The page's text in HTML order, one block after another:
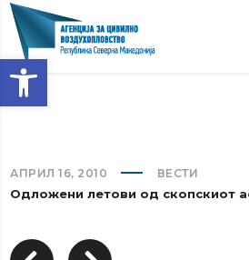
Open toolbar
АПРИЛ 16, 2010 ВЕСТИ
Одложени летови од скопскиот